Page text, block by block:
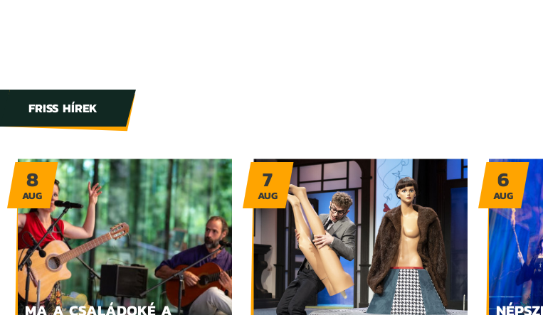
FRISS HÍREK
MA A CSALÁDOKÉ A
8
AUG
7
AUG
6
AUG